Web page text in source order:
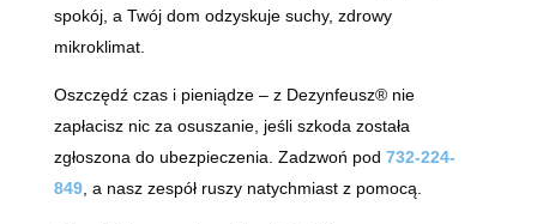
spokój, a Twój dom odzyskuje suchy, zdrowy
mikroklimat.
Oszczędź czas i pieniądze – z Dezynfeusz® nie
zapłacisz nic za osuszanie, jeśli szkoda została
zgłoszona do ubezpieczenia. Zadzwoń pod 732-224-
849, a nasz zespół ruszy natychmiast z pomocą.